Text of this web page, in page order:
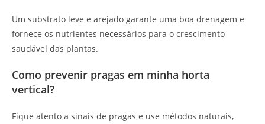
Um substrato leve e arejado garante uma boa drenagem e
fornece os nutrientes necessários para o crescimento
saudável das plantas.
Como prevenir pragas em minha horta
vertical?
Fique atento a sinais de pragas e use métodos naturais,